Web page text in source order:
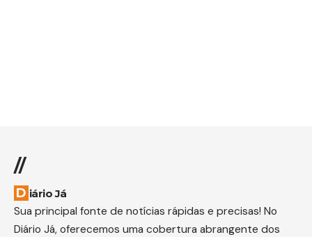
//
Diário Já
Sua principal fonte de notícias rápidas e precisas! No
Diário Já, oferecemos uma cobertura abrangente dos